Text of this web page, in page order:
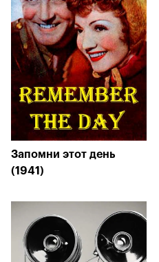
Запомни этот день
(1941)